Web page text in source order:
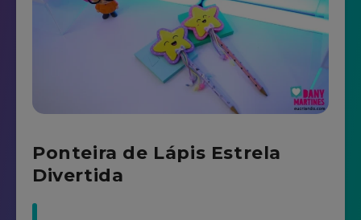
Ponteira de Lápis Estrela
Divertida